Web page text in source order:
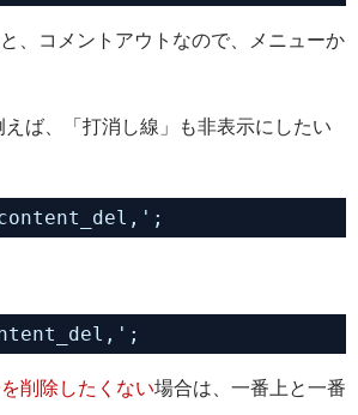
、コメントアウトなので、メニューか
えば、「打消し線」も非表示にしたい
削除したくない場合は、一番上と一番